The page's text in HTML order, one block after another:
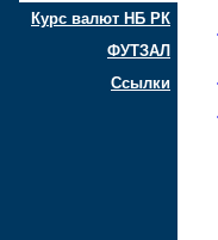
Курс валют НБ РК
ФУТЗАЛ
Ссылки